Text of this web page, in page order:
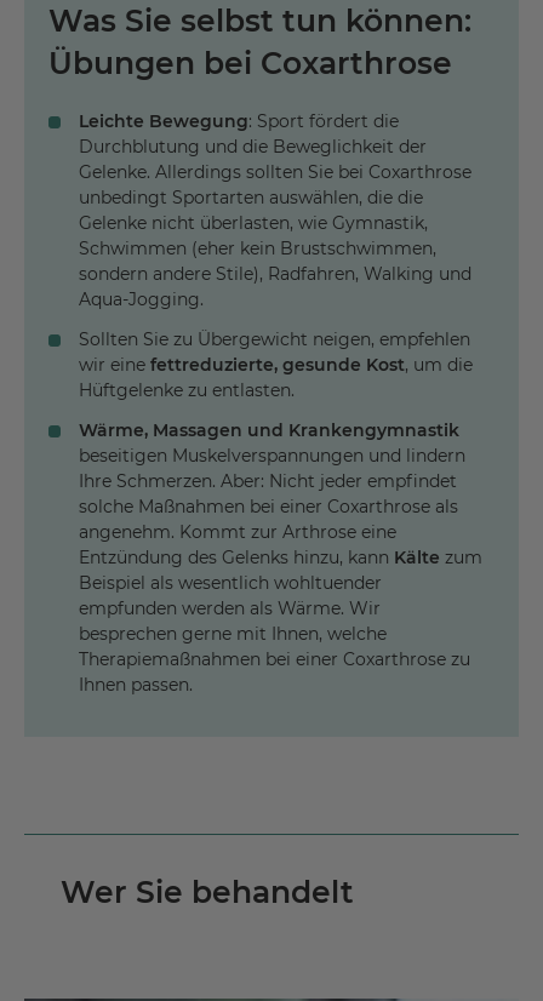
Was Sie selbst tun können:
Übungen bei Coxarthrose
Leichte Bewegung: Sport fördert die
Durchblutung und die Beweglichkeit der
Gelenke. Allerdings sollten Sie bei Coxarthrose
unbedingt Sportarten auswählen, die die
Gelenke nicht überlasten, wie Gymnastik,
Schwimmen (eher kein Brustschwimmen,
sondern andere Stile), Radfahren, Walking und
Aqua-Jogging.
Sollten Sie zu Übergewicht neigen, empfehlen
wir eine fettreduzierte, gesunde Kost, um die
Hüftgelenke zu entlasten.
Wärme, Massagen und Krankengymnastik
beseitigen Muskelverspannungen und lindern
Ihre Schmerzen. Aber: Nicht jeder empfindet
solche Maßnahmen bei einer Coxarthrose als
angenehm. Kommt zur Arthrose eine
Entzündung des Gelenks hinzu, kann Kälte zum
Beispiel als wesentlich wohltuender
empfunden werden als Wärme. Wir
besprechen gerne mit Ihnen, welche
Therapiemaßnahmen bei einer Coxarthrose zu
Ihnen passen.
Wer Sie behandelt